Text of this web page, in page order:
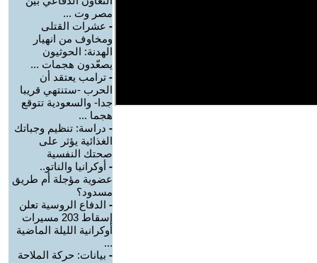
مصر وت ...
- عشرات القتلى
ومخاوف من انهيار
الهدنة: الحوثيون
يصعّدون هجمات ...
- ترامب يعتقد أن
الحرب -ستنتهي قريبا
جدا- والسعودية تتوقع
هجما ...
- دراسة: تنظيم وجباتك
الغذائية يؤثر على
صحتك النفسية
- أوكرانيا والناتو..
عضوية مؤجلة أم طريق
مسدود؟
- الدفاع الروسية تعلن
إسقاط 203 مسيرات
أوكرانية الليلة الماضية
...
- بيانات: حركة الملاحة